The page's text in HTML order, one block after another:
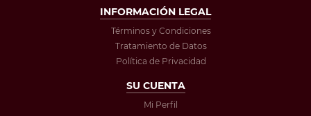
INFORMACIÓN LEGAL
Términos y Condiciones
Tratamiento de Datos
Política de Privacidad
SU CUENTA
Mi Perfil